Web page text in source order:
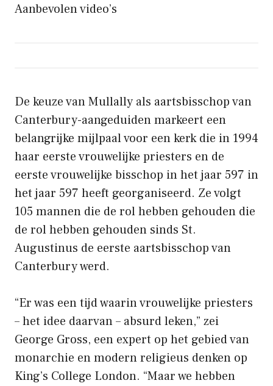
Aanbevolen video’s
De keuze van Mullally als aartsbisschop van
Canterbury-aangeduiden markeert een
belangrijke mijlpaal voor een kerk die in 1994
haar eerste vrouwelijke priesters en de
eerste vrouwelijke bisschop in het jaar 597 in
het jaar 597 heeft georganiseerd. Ze volgt
105 mannen die de rol hebben gehouden die
de rol hebben gehouden sinds St.
Augustinus de eerste aartsbisschop van
Canterbury werd.
“Er was een tijd waarin vrouwelijke priesters
– het idee daarvan – absurd leken,” zei
George Gross, een expert op het gebied van
monarchie en modern religieus denken op
King’s College London. “Maar we hebben